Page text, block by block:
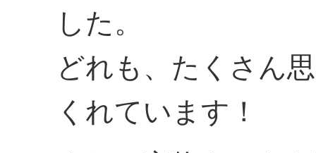
した。
どれも、たくさん
くれています！